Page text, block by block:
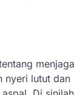
nyeri lutut dan